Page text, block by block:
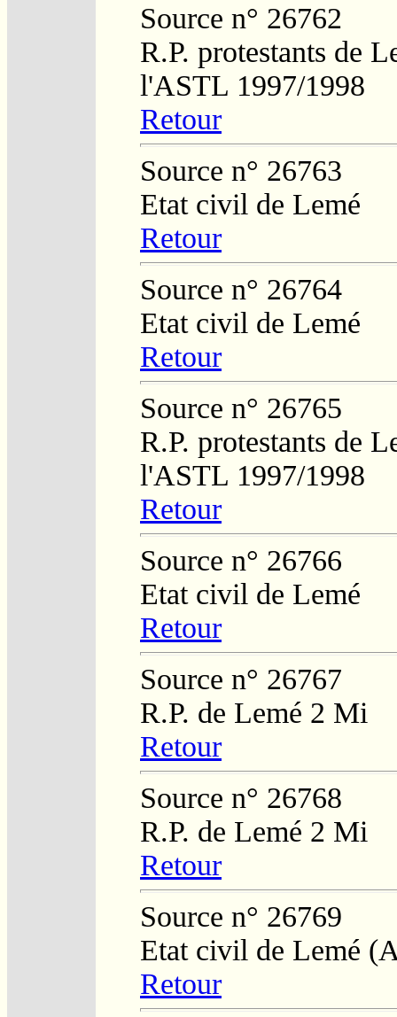
Source n° 26762
R.P. protestants de
l'ASTL 1997/1998
Retour
Source n° 26763
Etat civil de Lemé
Retour
Source n° 26764
Etat civil de Lemé
Retour
Source n° 26765
R.P. protestants de
l'ASTL 1997/1998
Retour
Source n° 26766
Etat civil de Lemé
Retour
Source n° 26767
R.P. de Lemé 2 Mi
Retour
Source n° 26768
R.P. de Lemé 2 Mi
Retour
Source n° 26769
Etat civil de Lemé
Retour